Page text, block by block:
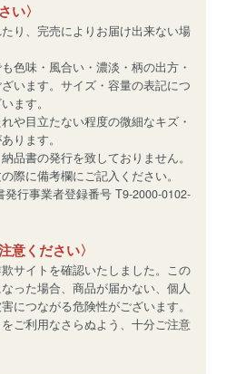
い〉
り、完売によりお届け出来ない場
色味・風合い・濃淡・柄の出方・
います。サイズ・容量の表記につ
ます。
や目立たない程度の微細なキズ・
ります。
品書の発行を致しておりません。
際に備考欄にご記入ください。
発行事業者登録番号 T9-2000-0102-
意ください〉
サイトを確認いたしました。この
った場合、商品が届かない、個人
につながる危険性がございます。
ご利用なさらぬよう、十分ご注意